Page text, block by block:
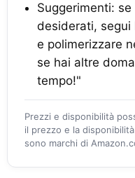
Suggerimenti:
desiderati, segui
e polimerizzare
se hai altre
tempo!"
Prezzi e disponibilità
il prezzo e la
sono marchi di